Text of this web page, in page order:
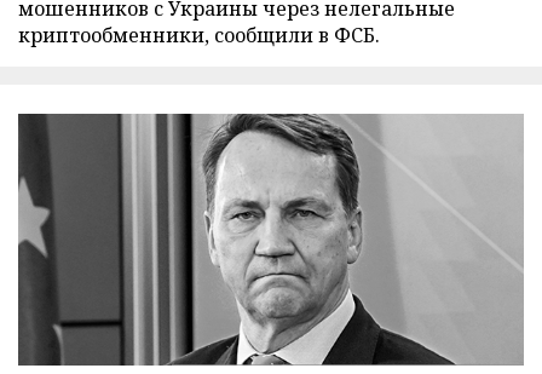
мошенников с Украины через нелегальные
криптообменники, сообщили в ФСБ.